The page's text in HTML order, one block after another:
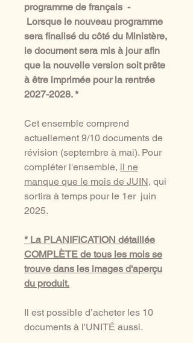
programme de français -
Lorsque le nouveau programme
sera finalisé du côté du Ministère,
le document sera mis à jour afin
que la nouvelle version soit prête
à être imprimée pour la rentrée
2027-2028. *
Cet ensemble comprend
actuellement 9/10 documents de
révision (septembre à mai). Pour
compléter l'ensemble, il ne
manque que le mois de JUIN, qui
sortira à temps pour le 1er juin
2025.
* La PLANIFICATION détaillée
COMPLÈTE de tous les mois se
trouve dans les images d'aperçu
du produit.
Il est possible d’acheter les 10
documents à l'UNITÉ aussi.